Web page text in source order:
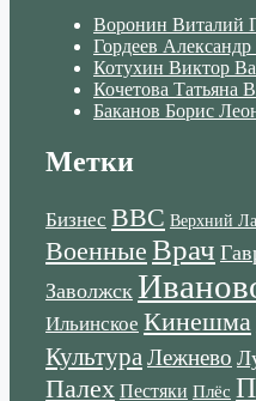
Воронин Виталий
Гордеев
Котухин Виктор
Кочетова Татьяна
Баканов Борис
Метки
Бизнес ВВС Верхний
Военные Врач
Заволжск
Ильинское Кинешма
Культура Лежнево
Палех Пестяки Плёс